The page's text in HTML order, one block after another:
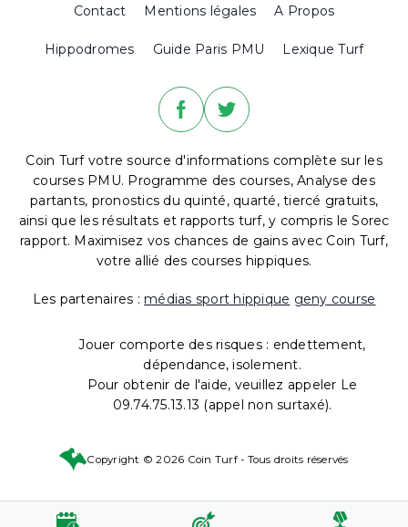
Contact Mentions légales A Propos
Hippodromes Guide Paris PMU Lexique Turf
Coin Turf votre source d'informations complète sur les
courses PMU. Programme des courses, Analyse des
partants, pronostics du quinté, quarté, tiercé gratuits,
ainsi que les résultats et rapports turf, y compris le Sorec
rapport. Maximisez vos chances de gains avec Coin Turf,
votre allié des courses hippiques.
Les partenaires : médias sport hippique geny course
Jouer comporte des risques : endettement,
dépendance, isolement.
Pour obtenir de l'aide, veuillez appeler Le
09.74.75.13.13 (appel non surtaxé).
Copyright © 2026 Coin Turf - Tous droits réservés